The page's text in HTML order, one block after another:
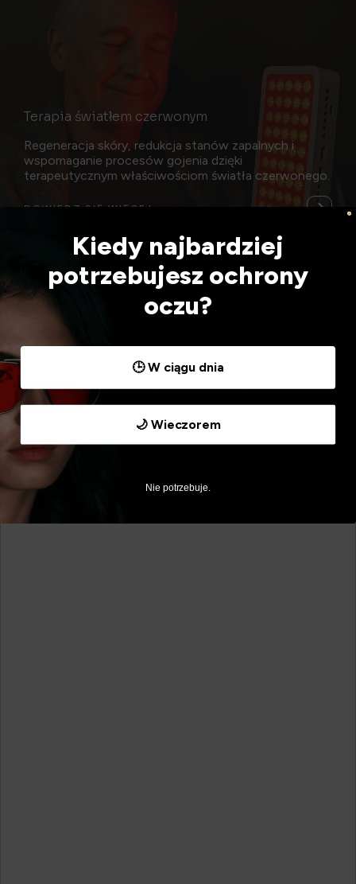
Terapia światłem czerwonym
Regeneracja skóry, redukcja stanów zapalnych i
wspomaganie procesów gojenia dzięki
terapeutycznym właściwościom światła czerwonego.
DOWIEDZ SIĘ WIĘCEJ
Używamy ciasteczek, aby zapewnić najlepszą jakość
korzystania z naszej witryny.
Możesz dowiedzieć się więcej o tym, jakich ciasteczek
używamy, lub wyłączyć je wustawieniach
Akceptuj
Kiedy najbardziej
potrzebujesz ochrony
oczu?
🕒 W ciągu dnia
🌙 Wieczorem
Nie potrzebuje.